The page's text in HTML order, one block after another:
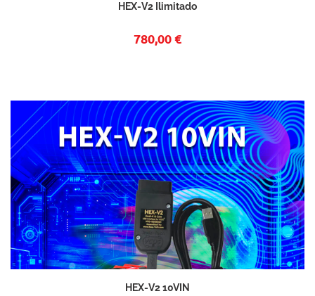
HEX-V2 Ilimitado
780,00 €
HEX-V2 10VIN